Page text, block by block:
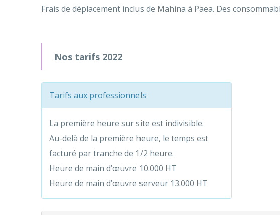
Frais de déplacement inclus de Mahina à Paea. Des
Nos tarifs 2022
Tarifs aux professionnels
La première heure sur site est indivisible.
Au-delà de la première heure, le temps est
facturé par tranche de 1/2 heure.
Heure de main d’œuvre 10.000 HT
Heure de main d’œuvre serveur 13.000 HT